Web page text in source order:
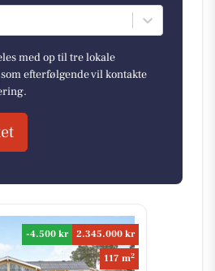
med op til tre lokale
efterfølgende vil kontakte
-4.500 kr
2.345.000 kr
117 m2